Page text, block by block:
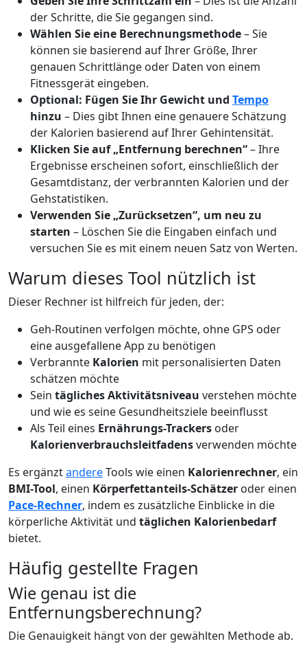
der Schritte, die Sie gegangen sind.
Wählen Sie eine Berechnungsmethode– Sie
können sie basierend auf Ihrer Größe, Ihrer
genauen Schrittlänge oder Daten von einem
Fitnessgerät eingeben.
Optional: Fügen Sie Ihr Gewicht und Tempo
hinzu – Dies gibt Ihnen eine genauere Schätzung
der Kalorien basierend auf Ihrer Gehintensität.
Klicken Sie auf „Entfernung berechnen“– Ihre
Ergebnisse erscheinen sofort, einschließlich der
Gesamtdistanz, der verbrannten Kalorien und der
Gehstatistiken.
Verwenden Sie „Zurücksetzen“, um neu zu
starten – Löschen Sie die Eingaben einfach und
versuchen Sie es mit einem neuen Satz von Werten.
Warum dieses Tool nützlich ist
Dieser Rechner ist hilfreich für jeden, der:
Geh-Routinen verfolgen möchte, ohne GPS oder
eine ausgefallene App zu benötigen
Verbrannte Kalorien mit personalisierten Daten
schätzen möchte
Sein tägliches Aktivitätsniveau verstehen möchte
und wie es seine Gesundheitsziele beeinflusst
Als Teil eines Ernährungs-Trackers oder
Kalorienverbrauchsleitfadensverwenden möchte
Es ergänztandereTools wie einen Kalorienrechner, ein
BMI-Tool, einen Körperfettanteils-Schätzer oder einen
Pace-Rechner, indem es zusätzliche Einblicke in die
körperliche Aktivität und täglichen Kalorienbedarf
bietet.
Häufig gestellte Fragen
Wie genau ist die
Entfernungsberechnung?
Die Genauigkeit hängt von der gewählten Methode ab.